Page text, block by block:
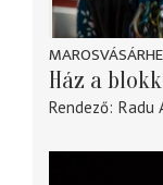
Ház a
Rendező Radu